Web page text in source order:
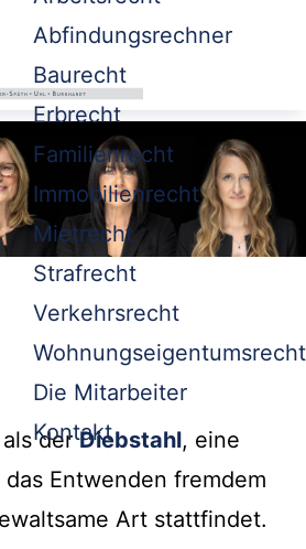
Abfindungsrechner
Baurecht
Erbrecht
Familienrecht
Immobilienrecht
Mietrecht
Strafrecht
Verkehrsrecht
Wohnungseigentumsrecht
Die Mitarbeiter
Kontakt
als derDiebstahl, eine
das Entwenden fremdem
Art stattfindet.